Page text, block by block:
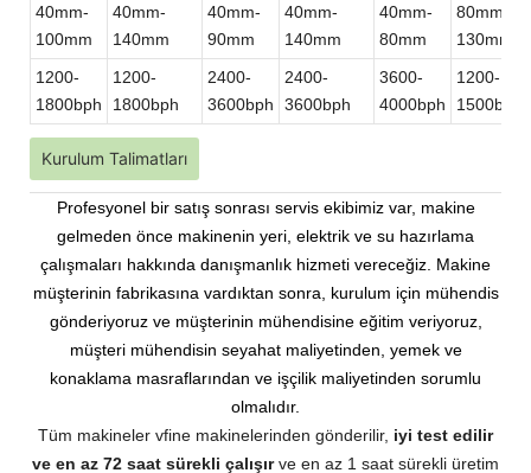
40mm-
100mm
40mm-
140mm
40mm-
90mm
40mm-
140mm
40mm-
80mm
80mm-
130mm
1200-
1800bph
1200-
1800bph
2400-
3600bph
2400-
3600bph
3600-
4000bph
1200-
1500bph
Kurulum Talimatları
Profesyonel bir satış sonrası servis ekibimiz var, makine
gelmeden önce makinenin yeri, elektrik ve su hazırlama
çalışmaları hakkında danışmanlık hizmeti vereceğiz. Makine
müşterinin fabrikasına vardıktan sonra, kurulum için mühendis
gönderiyoruz ve müşterinin mühendisine eğitim veriyoruz,
müşteri mühendisin seyahat maliyetinden, yemek ve
konaklama masraflarından ve işçilik maliyetinden sorumlu
olmalıdır.
Tüm makineler vfine makinelerinden gönderilir, iyi test edilir
ve en az 72 saat sürekli çalışır ve en az 1 saat sürekli üretim